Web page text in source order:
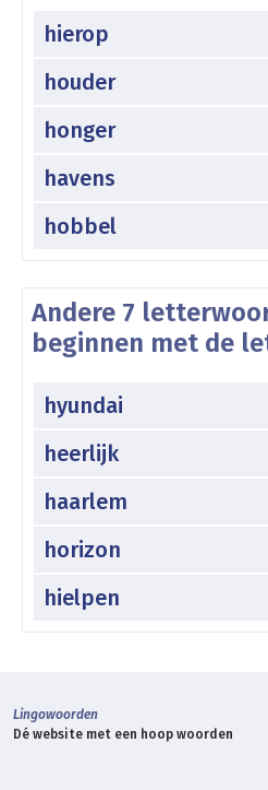
hierop
houder
honger
havens
hobbel
Andere 7
beginnen met de
hyundai
heerlijk
haarlem
horizon
hielpen
Lingowoorden
Dé website met een hoop woorden